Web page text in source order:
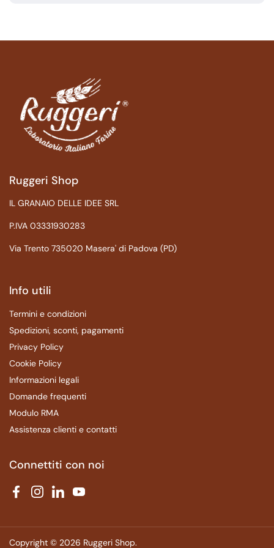
Ruggeri Shop
IL GRANAIO DELLE IDEE SRL
P.IVA 03331930283
Via Trento 735020 Masera' di Padova (PD)
Info utili
Termini e condizioni
Spedizioni, sconti, pagamenti
Privacy Policy
Cookie Policy
Informazioni legali
Domande frequenti
Modulo RMA
Assistenza clienti e contatti
Connettiti con noi
FacebookInstagram
LinkedInYouTube
Copyright © 2026 Ruggeri Shop.